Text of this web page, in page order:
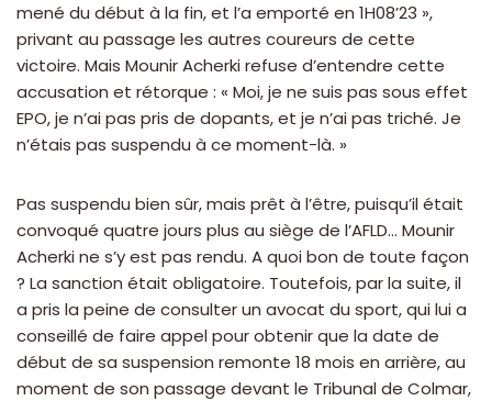
mené du début à la fin, et l’a emporté en 1H08’23 »,
privant au passage les autres coureurs de cette
victoire. Mais Mounir Acherki refuse d’entendre cette
accusation et rétorque : « Moi, je ne suis pas sous effet
EPO, je n’ai pas pris de dopants, et je n’ai pas triché. Je
n’étais pas suspendu à ce moment-là. »
Pas suspendu bien sûr, mais prêt à l’être, puisqu’il était
convoqué quatre jours plus au siège de l’AFLD… Mounir
Acherki ne s’y est pas rendu. A quoi bon de toute façon
? La sanction était obligatoire. Toutefois, par la suite, il
a pris la peine de consulter un avocat du sport, qui lui a
conseillé de faire appel pour obtenir que la date de
début de sa suspension remonte 18 mois en arrière, au
moment de son passage devant le Tribunal de Colmar,